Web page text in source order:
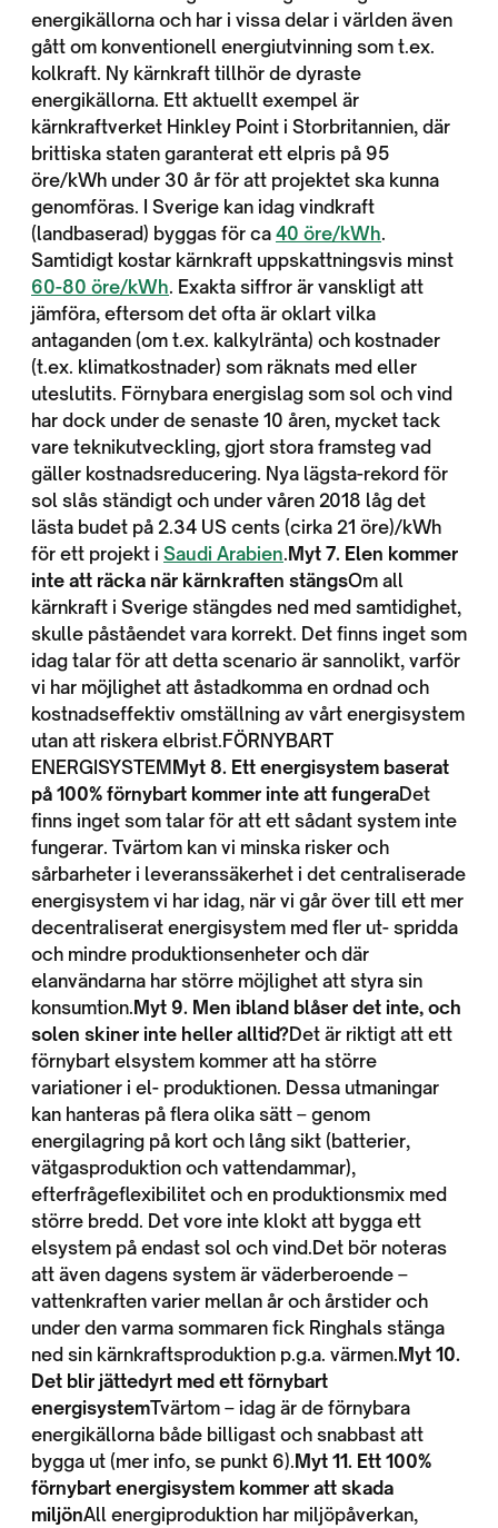
energikällorna och har i vissa delar i världen även
gått om konventionell energiutvinning som t.ex.
kolkraft. Ny kärnkraft tillhör de dyraste
energikällorna. Ett aktuellt exempel är
kärnkraftverket Hinkley Point i Storbritannien, där
brittiska staten garanterat ett elpris på 95
öre/kWh under 30 år för att projektet ska kunna
genomföras. I Sverige kan idag vindkraft
(landbaserad) byggas för ca 40 öre/kWh.
Samtidigt kostar kärnkraft uppskattningsvis minst
60-80 öre/kWh. Exakta siffror är vanskligt att
jämföra, eftersom det ofta är oklart vilka
antaganden (om t.ex. kalkylränta) och kostnader
(t.ex. klimatkostnader) som räknats med eller
uteslutits. Förnybara energislag som sol och vind
har dock under de senaste 10 åren, mycket tack
vare teknikutveckling, gjort stora framsteg vad
gäller kostnadsreducering. Nya lägsta-rekord för
sol slås ständigt och under våren 2018 låg det
lästa budet på 2.34 US cents (cirka 21 öre)/kWh
för ett projekt i Saudi Arabien. Myt 7. Elen kommer
inte att räcka när kärnkraften stängsOm all
kärnkraft i Sverige stängdes ned med samtidighet,
skulle påståendet vara korrekt. Det finns inget som
idag talar för att detta scenario är sannolikt, varför
vi har möjlighet att åstadkomma en ordnad och
kostnadseffektiv omställning av vårt energisystem
utan att riskera elbrist.FÖRNYBART
ENERGISYSTEM Myt 8. Ett energisystem baserat
på 100% förnybart kommer inte att fungeraDet
finns inget som talar för att ett sådant system inte
fungerar. Tvärtom kan vi minska risker och
sårbarheter i leveranssäkerhet i det centraliserade
energisystem vi har idag, när vi går över till ett mer
decentraliserat energisystem med fler ut- spridda
och mindre produktionsenheter och där
elanvändarna har större möjlighet att styra sin
konsumtion. Myt 9. Men ibland blåser det inte, och
solen skiner inte heller alltid?Det är riktigt att ett
förnybart elsystem kommer att ha större
variationer i el- produktionen. Dessa utmaningar
kan hanteras på flera olika sätt – genom
energilagring på kort och lång sikt (batterier,
vätgasproduktion och vattendammar),
efterfrågeflexibilitet och en produktionsmix med
större bredd. Det vore inte klokt att bygga ett
elsystem på endast sol och vind.Det bör noteras
att även dagens system är väderberoende –
vattenkraften varier mellan år och årstider och
under den varma sommaren fick Ringhals stänga
ned sin kärnkraftsproduktion p.g.a. värmen. Myt 10.
Det blir jättedyrt med ett förnybart
energisystemTvärtom – idag är de förnybara
energikällorna både billigast och snabbast att
bygga ut (mer info, se punkt 6). Myt 11. Ett 100%
förnybart energisystem kommer att skada
miljönAll energiproduktion har miljöpåverkan,